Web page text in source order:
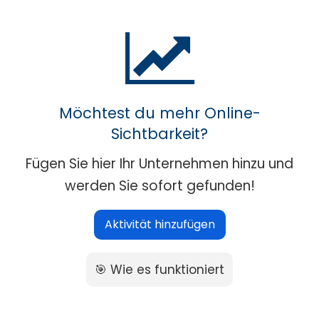
Möchtest du mehr Online-
Sichtbarkeit?
Fügen Sie hier Ihr Unternehmen hinzu und
werden Sie sofort gefunden!
Aktivität hinzufügen
🎯 Wie es funktioniert